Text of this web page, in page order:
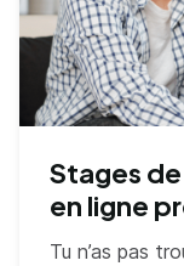
Stages
en ligne
Tu n’as pas